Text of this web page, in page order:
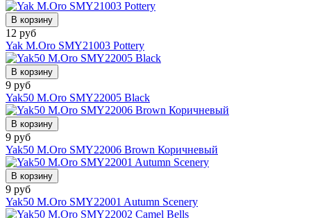
В корзину
12 руб
Yak M.Oro SMY21003 Pottery
В корзину
9 руб
Yak50 M.Oro SMY22005 Black
В корзину
9 руб
Yak50 M.Oro SMY22006 Brown Коричневый
В корзину
9 руб
Yak50 M.Oro SMY22001 Autumn Scenery